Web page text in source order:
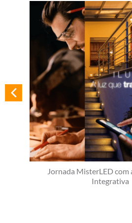
Jornada MisterLED com
Integrativa